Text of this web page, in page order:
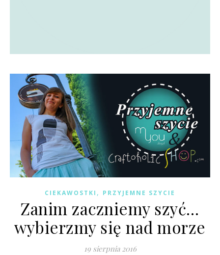
CIEKAWOSTKI , PRZYJEMNE SZYCIE
Zanim zaczniemy szyć…
wybierzmy się nad morze
19 sierpnia 2016